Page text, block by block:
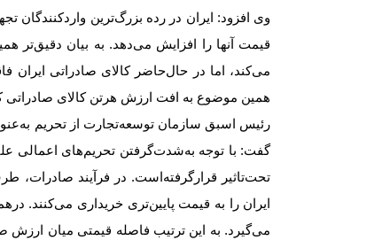
وی افزود: ایران در رده بزرگ‌ترین
قیمت آنها را افزایش می‌دهد. به بیان دقیق‌تر
می‌کند، اما در حال‌حاضر کالای صادراتی
همین موضوع به افت ارزش هر‌تن کالای
رئیس اسبق سازمان توسعه‌تجارت از تحریم
گفت: با توجه به‌شدت‌گرفتن تحریم‌های اعمالی
تحت‌تاثیر قرارگرفته‌است. در فرآیند صادرات،
ایران را به قیمت پایین‌تری خریداری می‌کنند.
می‌گیرد. به این ترتیب فاصله قیمتی میان ارزش